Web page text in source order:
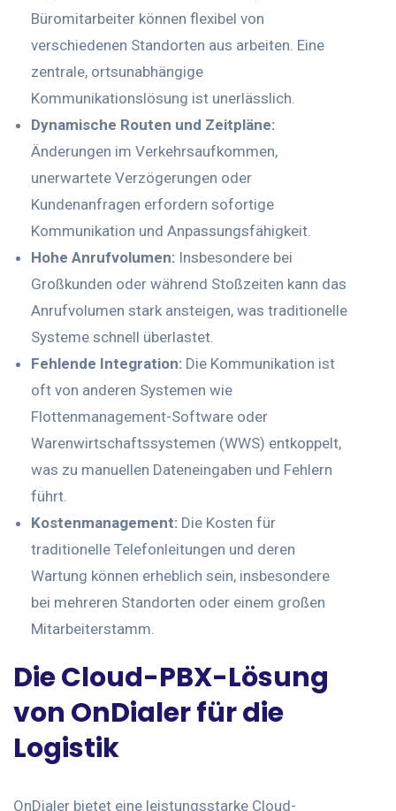
Büromitarbeiter können flexibel von
verschiedenen Standorten aus arbeiten. Eine
zentrale, ortsunabhängige
Kommunikationslösung ist unerlässlich.
Dynamische Routen und Zeitpläne:
Änderungen im Verkehrsaufkommen,
unerwartete Verzögerungen oder
Kundenanfragen erfordern sofortige
Kommunikation und Anpassungsfähigkeit.
Hohe Anrufvolumen: Insbesondere bei
Großkunden oder während Stoßzeiten kann das
Anrufvolumen stark ansteigen, was traditionelle
Systeme schnell überlastet.
Fehlende Integration: Die Kommunikation ist
oft von anderen Systemen wie
Flottenmanagement-Software oder
Warenwirtschaftssystemen (WWS) entkoppelt,
was zu manuellen Dateneingaben und Fehlern
führt.
Kostenmanagement: Die Kosten für
traditionelle Telefonleitungen und deren
Wartung können erheblich sein, insbesondere
bei mehreren Standorten oder einem großen
Mitarbeiterstamm.
Die Cloud-PBX-Lösung
von OnDialer für die
Logistik
OnDialer bietet eine leistungsstarke Cloud-